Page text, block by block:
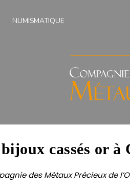
NUMISMATIQUE
cassés or
des Métaux Précieux de